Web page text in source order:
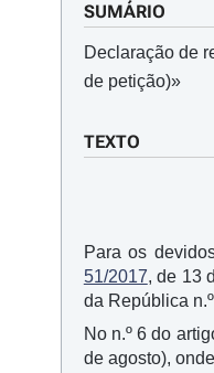
SUMÁRIO
Declaração de
de petição)»
TEXTO
Para os
51/2017, de 13
da República
No n.º 6 do
de agosto),